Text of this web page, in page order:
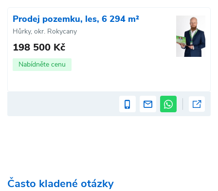
Prodej pozemku, les, 6 294 m²
Hůrky, okr. Rokycany
198 500 Kč
Nabídněte cenu
Často kladené otázky